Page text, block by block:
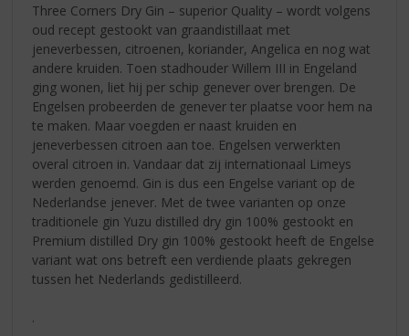
Three Corners Dry Gin – superior Quality – wordt volgens
oud recept gestookt van graandistillaat met
jeneverbessen, citroenen, koriander, Angelica en nog wat
andere kruiden. Toen stadhouder Willem III in Engeland
ging wonen, liet hij per schip genever over brengen. De
Engelsen probeerden de genever ter plaatse voor hem na
te maken. Maar voegden er naast kruiden en
jeneverbessen citroen aan toe. Engelsen verwerkten
overal citroen in. Vandaar dat zij internationaal Limeys
werden genoemd. Gin is dus een Engelse variant op de
Nederlandse jenever. Met de twee varianten op onze
traditionele gin Yuzu distilled dry gin 100% gestookt en
Premium distilled Dry gin 100% gestookt heeft de Engelse
variant wat ons betreft een verdiende plaats gekregen
tussen het Nederlands gedistilleerd.
.